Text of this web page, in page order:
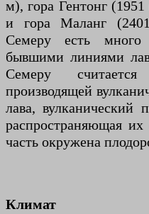
м), гора Гентонг
и гора Маланг
Семеру есть много
бывшими линиями
Семеру
производящей
лава, вулканический
распространяющая
часть окружена
Климат